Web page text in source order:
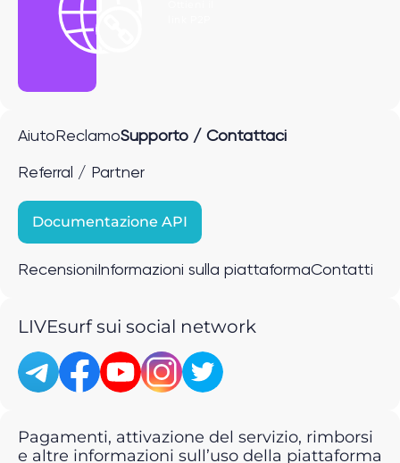
Aiuto ReclamoSupporto / Contattaci
Referral / Partner
Documentazione API
Recensioni Informazioni sulla piattaformaContatti
LIVEsurf sui social network
Pagamenti, attivazione del servizio, rimborsi
e altre informazioni sull’uso della piattaforma